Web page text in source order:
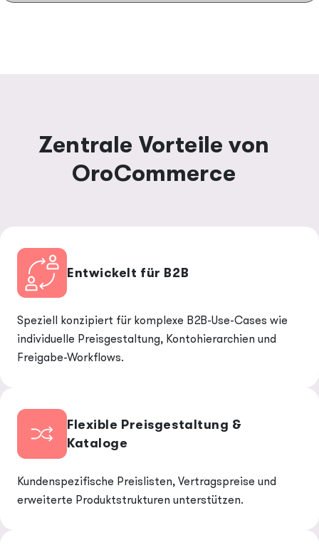
Zentrale Vorteile von
OroCommerce
Entwickelt für B2B
Speziell konzipiert für komplexe B2B-Use-Cases wie
individuelle Preisgestaltung, Kontohierarchien und
Freigabe-Workflows.
Flexible Preisgestaltung &
Kataloge
Kundenspezifische Preislisten, Vertragspreise und
erweiterte Produktstrukturen unterstützen.